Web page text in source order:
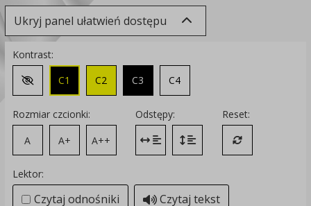
Ukryj panel ułatwień dostępu
Kontrast:
Zmień kontrast na domyślny
C1 C2 C3 C4
Rozmiar czcionki:
A
A+ A++
Odstępy:
Zmień odstęp między literami
Zmień interlinię i margines
Reset:
Przywróć
Lektor:
Czytaj odnośniki Czytaj tekst